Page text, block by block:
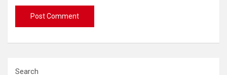
Search